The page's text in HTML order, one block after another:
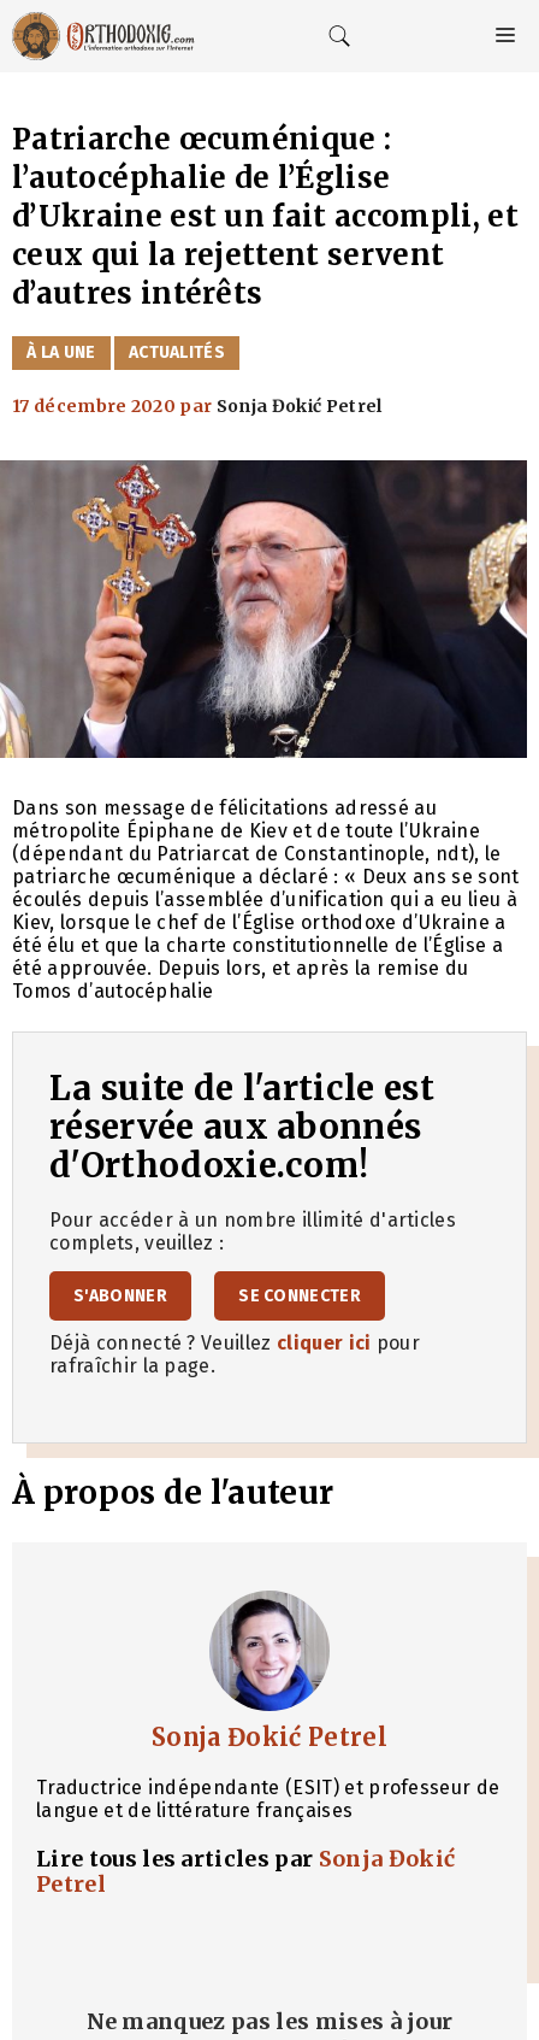
Aller
au
contenu
Patriarche œcuménique :
l’autocéphalie de l’Église
d’Ukraine est un fait accompli, et
ceux qui la rejettent servent
d’autres intérêts
CATÉGORIES
À LA UNE ACTUALITÉS
17 décembre 2020 par Sonja Đokić Petrel
Dans son message de félicitations adressé au
métropolite Épiphane de Kiev et de toute l’Ukraine
(dépendant du Patriarcat de Constantinople, ndt), le
patriarche œcuménique a déclaré : « Deux ans se sont
écoulés depuis l’assemblée d’unification qui a eu lieu à
Kiev, lorsque le chef de l’Église orthodoxe d’Ukraine a
été élu et que la charte constitutionnelle de l’Église a
été approuvée. Depuis lors, et après la remise du
Tomos d’autocéphalie
La suite de l'article est
réservée aux abonnés
d'Orthodoxie.com!
Pour accéder à un nombre illimité d'articles
complets, veuillez :
S'ABONNER SE CONNECTER
Déjà connecté ? Veuillez cliquer ici pour
rafraîchir la page.
À propos de l'auteur
Sonja Đokić Petrel
Traductrice indépendante (ESIT) et professeur de
langue et de littérature françaises
Lire tous les articles par Sonja Đokić
Petrel
Ne manquez pas les mises à jour